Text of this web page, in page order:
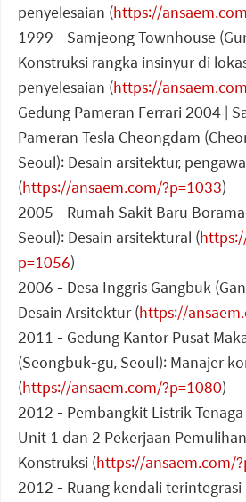
penyelesaian (https://
1999 - Samjeong Townhouse
Konstruksi rangka insinyur di
penyelesaian (https://
Gedung Pameran Ferrari 2004 |
Pameran Tesla Cheongdam
Seoul): Desain arsitektur,
(https://ansaem.com/?p=1033)
2005 - Rumah Sakit Baru
Seoul): Desain arsitektural (
p=1056)
2006 - Desa Inggris Gangbuk
Desain Arsitektur (https://
2011 - Gedung Kantor Pusat
(Seongbuk-gu, Seoul): Manajer
(https://ansaem.com/?p=1080)
2012 - Pembangkit Listrik
Unit 1 dan 2 Pekerjaan
Konstruksi (https://ansaem.com/
2012 - Ruang kendali